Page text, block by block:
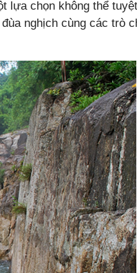
lựa chọn không thể
nghịch cùng các trò